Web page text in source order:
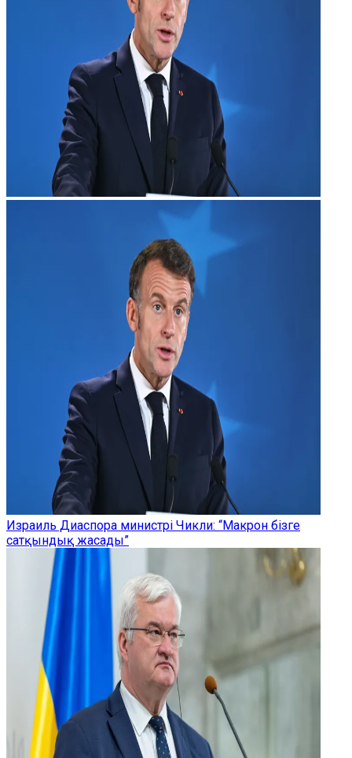
Израиль Диаспора министрі Чикли: “Макрон бізге
сатқындық жасады”